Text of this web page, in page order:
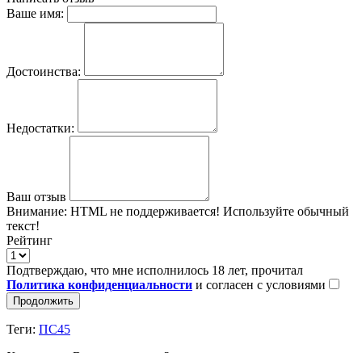
Ваше имя:
Достоинства:
Недостатки:
Ваш отзыв
Внимание: HTML не поддерживается! Используйте обычный
текст!
Рейтинг
Подтверждаю, что мне исполнилось 18 лет, прочитал
Политика конфиденциальности и согласен с условиями
Продолжить
Теги: ПС45